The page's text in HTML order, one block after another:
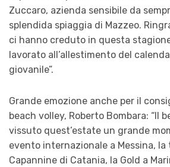
Zuccaro, azienda sensibile da
splendida spiaggia di Mazzeo.
ci hanno creduto in questa
lavorato all’allestimento del
giovanile”.
Grande emozione anche per il
beach volley, Roberto Bombara: “Il
vissuto quest’estate un grande
evento internazionale a Messina,
Capannine di Catania, la Gold a